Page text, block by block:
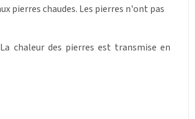
pierres chaudes. Les pierres n'ont pas
chaleur des pierres est transmise en